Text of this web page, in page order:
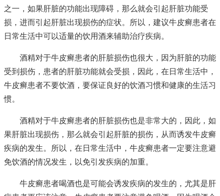
之一，如果肝脏的功能出现障碍，那么就会引起肝脏功能受
损，进而引起肝脏出现损伤的症状。所以，建议牛皮癣患者在
日常生活中可以适量的饮用酒来辅助治疗疾病。
酒精对于牛皮癣患者的肝脏损伤也很大，因为肝脏的功能
受到损伤，患者的肝脏功能就会受损，因此，在日常生活中，
牛皮癣患者不要饮酒，要保证良好的饮酒习惯和健康的生活习
惯。
酒精对于牛皮癣患者的肝脏损伤也是非常大的，因此，如
果肝脏出现损伤，那么就会引起肝脏的损伤，从而诱发牛皮癣
疾病的发生。所以，在日常生活中，牛皮癣患者一定要注意避
免饮酒的情况发生，以免引发疾病的加重。
牛皮癣患者喝酒也是可能会诱发疾病的发生的，尤其是肝